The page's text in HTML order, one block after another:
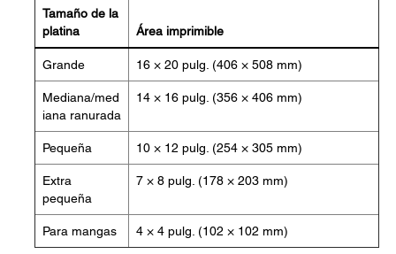
Tamaño de la
platina
Área imprimible
Grande 16 × 20 pulg. (406 × 508 mm)
Mediana/med
iana ranurada
14 × 16 pulg. (356 × 406 mm)
Pequeña 10 × 12 pulg. (254 × 305 mm)
Extra
pequeña
7 × 8 pulg. (178 × 203 mm)
Para mangas 4 × 4 pulg. (102 × 102 mm)